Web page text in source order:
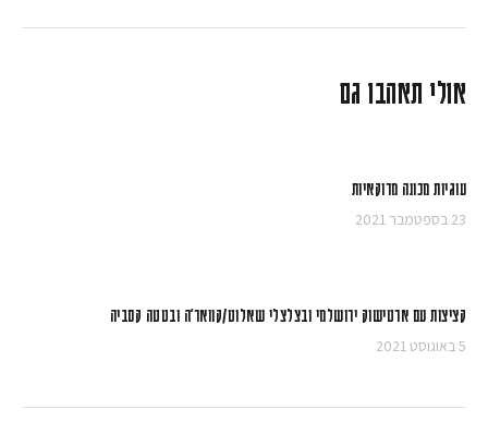
אולי תאהבו גם
עוגיות מכונה מרוקאיות
23 בספטמבר 2021
קציצות עם ארטישוק ירושלמי ובצלצלי שאלוט/קוואר׳ה ובטטה קסביה
5 באוגוסט 2021